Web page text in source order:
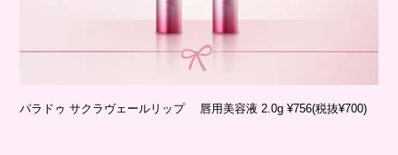
パラドゥ サクラヴェールリップ 唇用美容液 2.0g ¥756(税抜¥700)